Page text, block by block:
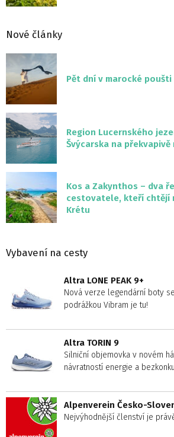
Nové články
Pět dní v marocké poušti
Region Lucernského
Švýcarska na překvapivě
Kos a Zakynthos – dva
cestovatele, kteří chtějí
Krétu
Vybavení na cesty
Altra LONE PEAK 9+
Nová verze legendární boty
podrážkou Vibram je tu!
Altra TORIN 9
Silniční objemovka v novém
návratností energie a
Alpenverein Česko-
Nejvýhodnější členství je